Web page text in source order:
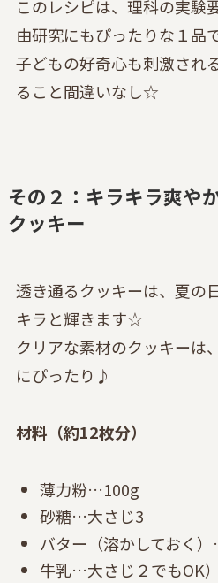
このレシピは、理科の実験
由研究にもぴったりな１品で
子どもの好奇心も刺激され
ること間違いなし☆
その２：キラキラ爽や
クッキー
透き通るクッキーは、夏の
キラと輝きます☆
クリアな素材のクッキーは
にぴったり♪
材料（約12枚分）
薄力粉…100g
砂糖…大さじ3
バター（溶かしておく
牛乳…大さじ２でもOK）